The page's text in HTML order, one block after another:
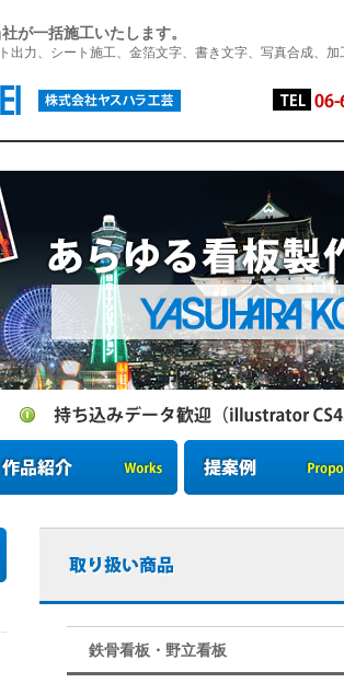
が一括施工いたします。
出力、シート施工、金箔文字、書き文字、写真合成、
鉄骨看板・野立看板